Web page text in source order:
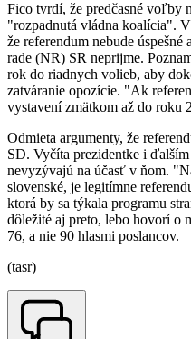
Fico tvrdí, že predčasné voľby
"rozpadnutá vládna koalícia".
že referendum nebude úspešné
rade (NR) SR neprijme.
rok do riadnych volieb, aby
zatváranie opozície. "Ak
vystavení zmätkom až do roku
Odmieta argumenty, že
SD. Vyčíta prezidentke i
nevyzývajú na účasť v ňom.
slovenské, je legitímne
ktorá by sa týkala programu
dôležité aj preto, lebo hovorí o
76, a nie 90 hlasmi poslancov.
(tasr)